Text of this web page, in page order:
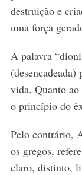
destruição e
uma força
A palavra
vida. Quanto
o princípio do
Pelo contrário,
os gregos,
claro, distinto,